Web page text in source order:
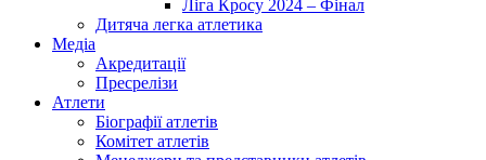
Ліга Кросу 2024 – Фінал
Дитяча легка атлетика
Медіа
Акредитації
Пресрелізи
Атлети
Біографії атлетів
Комітет атлетів